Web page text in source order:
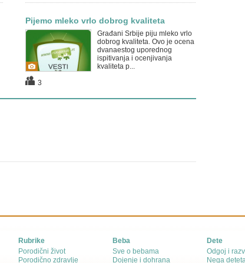
Pijemo mleko vrlo dobrog kvaliteta
Građani Srbije piju mleko vrlo
dobrog kvaliteta. Ovo je ocena
dvanaestog uporednog
ispitivanja i ocenjivanja
kvaliteta p...
3
Rubrike
Porodični život
Porodično zdravlje
Beba
Sve o bebama
Dojenje i dohrana
Dete
Odgoj i
Nega